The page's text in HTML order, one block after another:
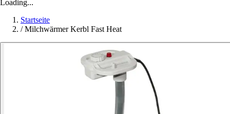
Loading...
Startseite
/ Milchwärmer Kerbl Fast Heat